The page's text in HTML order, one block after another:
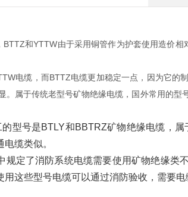
和YTTW由于采用铜管作为护套使用造价
电缆，而BTTZ电缆更加稳定一点，因为它的
。属于传统老型号矿物绝缘电缆，国外常用的
型号是BTLY和BBTRZ矿物绝缘电缆，
缆类似。
规定了消防系统电缆需要使用矿物绝缘类
这些型号电缆可以通过消防验收，需要电